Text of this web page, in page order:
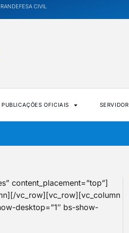
DEFESA CIVIL
PUBLICAÇÕES OFICIAIS SERVIDOR
content_placement=”top”]
vc_row][vc_row][vc_column
desktop=”1″ bs-show-